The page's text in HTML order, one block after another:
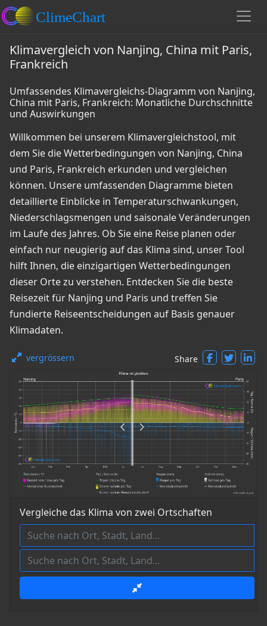
Klimavergleich von Nanjing, China mit Paris,
Frankreich
Umfassendes Klimavergleichs-Diagramm von Nanjing,
China mit Paris, Frankreich: Monatliche Durchschnitte
und Auswirkungen
Willkommen bei unserem Klimavergleichstool, mit
dem Sie die Wetterbedingungen von Nanjing, China
und Paris, Frankreich erkunden und vergleichen
können. Unsere umfassenden Diagramme bieten
detaillierte Einblicke in Temperaturschwankungen,
Niederschlagsmengen und saisonale Veränderungen
im Laufe des Jahres. Ob Sie eine Reise planen oder
einfach nur neugierig auf das Klima sind, unser Tool
hilft Ihnen, die einzigartigen Wetterbedingungen
dieser Orte zu verstehen. Entdecken Sie die beste
Reisezeit für Nanjing und Paris und treffen Sie
fundierte Reiseentscheidungen auf Basis genauer
Klimadaten.
vergrössern Share
Vergleiche das Klima von zwei Ortschaften